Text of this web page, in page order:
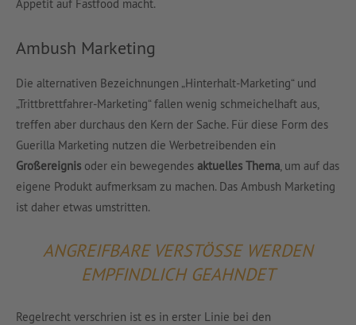
Appetit auf Fastfood macht.
Ambush Marketing
Die alternativen Bezeichnungen „Hinterhalt-Marketing“ und
„Trittbrettfahrer-Marketing“ fallen wenig schmeichelhaft aus,
treffen aber durchaus den Kern der Sache. Für diese Form des
Guerilla Marketing nutzen die Werbetreibenden ein
Großereignis oder ein bewegendes aktuelles Thema , um auf das
eigene Produkt aufmerksam zu machen. Das Ambush Marketing
ist daher etwas umstritten.
ANGREIFBARE VERSTÖSSE WERDEN E
MPFINDLICH GEAHNDET
Regelrecht verschrien ist es in erster Linie bei den